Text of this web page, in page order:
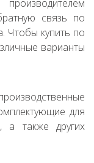
связь по
Чтобы купить по
варианты
для
а также других